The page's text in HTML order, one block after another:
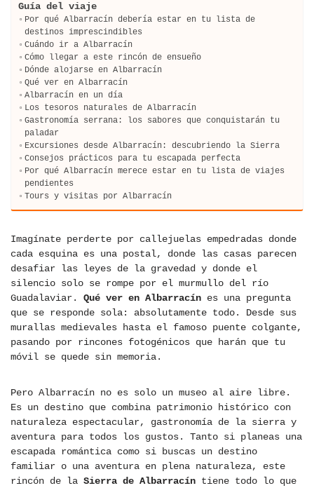
Guía del viaje
Por qué Albarracín debería estar en tu lista de
destinos imprescindibles
Cuándo ir a Albarracín
Cómo llegar a este rincón de ensueño
Dónde alojarse en Albarracín
Qué ver en Albarracín
Albarracín en un día
Los tesoros naturales de Albarracín
Gastronomía serrana: los sabores que conquistarán tu
paladar
Excursiones desde Albarracín: descubriendo la Sierra
Consejos prácticos para tu escapada perfecta
Por qué Albarracín merece estar en tu lista de viajes
pendientes
Tours y visitas por Albarracín
Imagínate perderte por callejuelas empedradas donde
cada esquina es una postal, donde las casas parecen
desafiar las leyes de la gravedad y donde el
silencio solo se rompe por el murmullo del río
Guadalaviar. Qué ver en Albarracín es una pregunta
que se responde sola: absolutamente todo. Desde sus
murallas medievales hasta el famoso puente colgante,
pasando por rincones fotogénicos que harán que tu
móvil se quede sin memoria.
Pero Albarracín no es solo un museo al aire libre.
Es un destino que combina patrimonio histórico con
naturaleza espectacular, gastronomía de la sierra y
aventura para todos los gustos. Tanto si planeas una
escapada romántica como si buscas un destino
familiar o una aventura en plena naturaleza, este
rincón de la Sierra de Albarracín tiene todo lo que